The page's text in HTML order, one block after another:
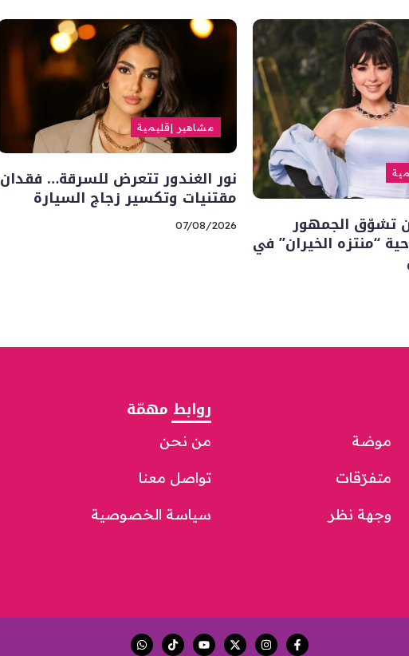
تشوّق الجمهور
“منتزه الخيران” في
مشاهير إقليمية
نور الغندور تتعرض للسرقة… فقدان
مقتنيات وتكسير زجاج السيارة
07/08/2026
موضة
متفرّقات
وجهة نظر
روابط مهمّة
من نحن
تواصل معنا
سياسة الخصوصية